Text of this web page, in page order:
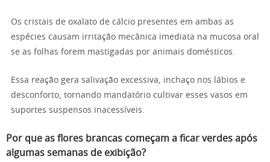
Os cristais de oxalato de cálcio presentes em ambas as
espécies causam irritação mecânica imediata na mucosa oral
se as folhas forem mastigadas por animais domésticos.
Essa reação gera salivação excessiva, inchaço nos lábios e
desconforto, tornando mandatório cultivar esses vasos em
suportes suspensos inacessíveis.
Por que as flores brancas começam a ficar verdes após
algumas semanas de exibição?